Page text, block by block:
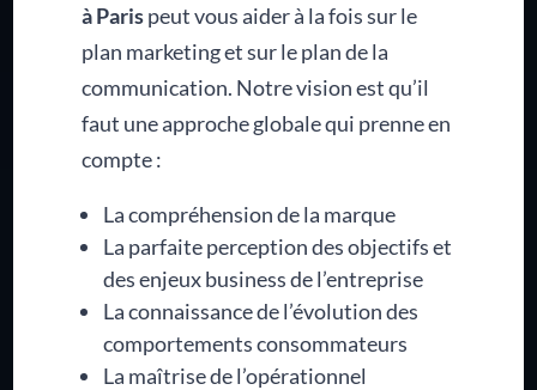
à Parispeut vous aider à la fois sur le
plan marketing et sur le plan de la
communication. Notre vision est qu’il
faut une approche globale qui prenne en
compte :
La compréhension de la marque
La parfaite perception des objectifs et
des enjeux business de l’entreprise
La connaissance de l’évolution des
comportements consommateurs
La maîtrise de l’opérationnel